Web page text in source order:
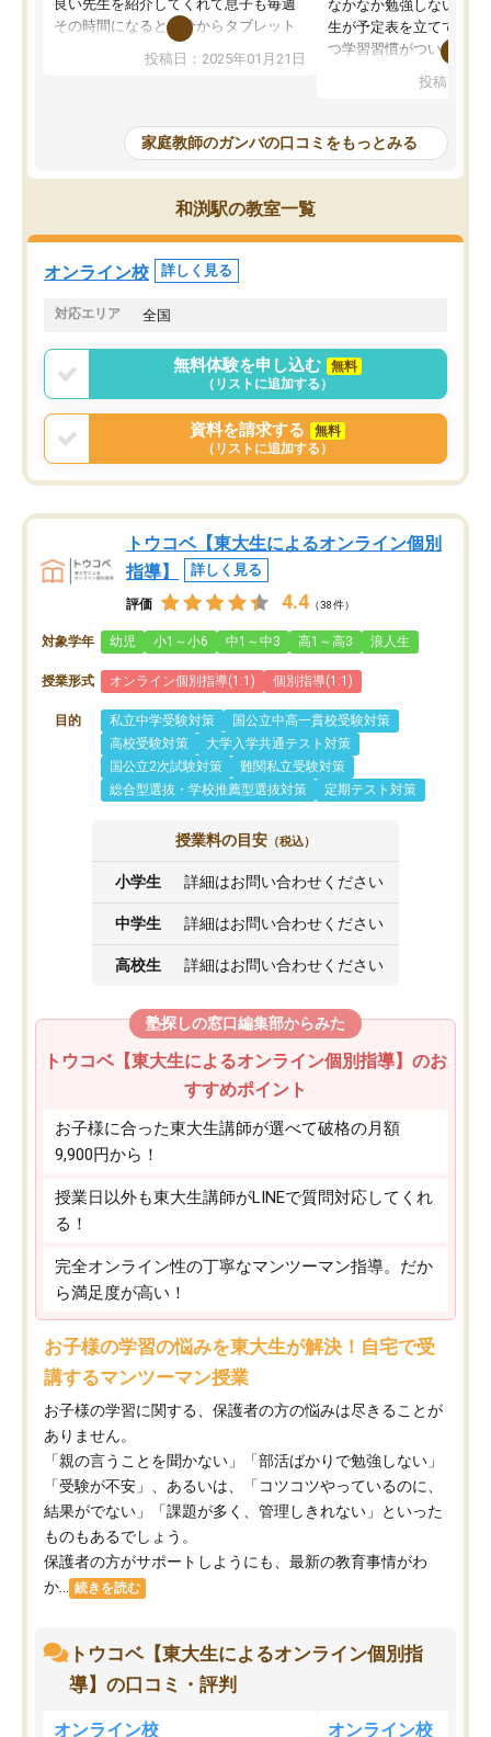
良い先生を紹介してくれて息子も毎週
その時間になると自分からタブレット
を開いてzoomを繋げるようになりまし
た！5科目なんでもOKなのもとても気
めて1年ほどだった今では平均点以上の
科目が増えてきました！あと1年受験ま
であるので無料の週末教室を使用しな
がら頑張って欲しいと思います！
投稿日：2025年01月21日
なかなか勉強しない息子
生が予定表を立ててくれ
つ学習習慣がついてきま
指導が無い日も予定表
問できるのでとても助か
投稿日：
家庭教師のガンバの口コミをもっとみる
和渕駅の教室一覧
オンライン校 詳しく見る
対応エリア 全国
無料体験を申し込む
無料
（リストに追加する）
資料を請求する
無料
（リストに追加する）
トウコベ【東大生によるオンライン個別
指導】
詳しく見る
評価 4.4 （38件）
対象学年 幼児 小1～小6 中1～中3 高1～高3 浪人生
授業形式 オンライン個別指導(1:1) 個別指導(1:1)
目的 私立中学受験対策
国公立中高一貫校受験対策
高校受験対策
大学入学共通テスト対策
国公立2次試験対策
難関私立受験対策
総合型選抜・学校推薦型選抜対策
定期テスト対策
授業料の目安 （税込）
小学生 詳細はお問い合わせください
中学生 詳細はお問い合わせください
高校生 詳細はお問い合わせください
塾探しの窓口編集部からみた
トウコベ【東大生によるオンライン個別指導】のお
すすめポイント
お子様に合った東大生講師が選べて破格の月額
9,900円から！
授業日以外も東大生講師がLINEで質問対応してくれ
る！
完全オンライン性の丁寧なマンツーマン指導。だか
ら満足度が高い！
お子様の学習の悩みを東大生が解決！自宅で受
講するマンツーマン授業
お子様の学習に関する、保護者の方の悩みは尽きることが
ありません。
「親の言うことを聞かない」「部活ばかりで勉強しない」
「受験が不安」、あるいは、「コツコツやっているのに、
結果がでない」「課題が多く、管理しきれない」といった
ものもあるでしょう。
保護者の方がサポートしようにも、最新の教育事情がわ
か...
続きを読む
トウコベ【東大生によるオンライン個別指
導】の口コミ・評判
オンライン校 オンライン校